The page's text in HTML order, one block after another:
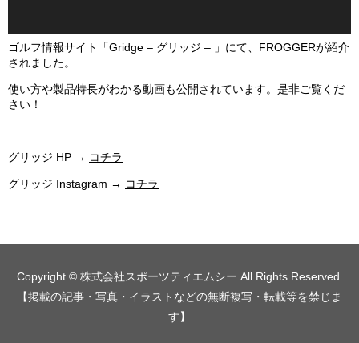
ゴルフ情報サイト「Gridge – グリッジ – 」にて、FROGGERが紹介
されました。
使い方や製品特長がわかる動画も公開されています。是非ご覧くだ
さい！
グリッジ HP → コチラ
グリッジ Instagram → コチラ
Copyright © 株式会社スポーツティエムシー All Rights Reserved.
【掲載の記事・写真・イラストなどの無断複写・転載等を禁じま
す】